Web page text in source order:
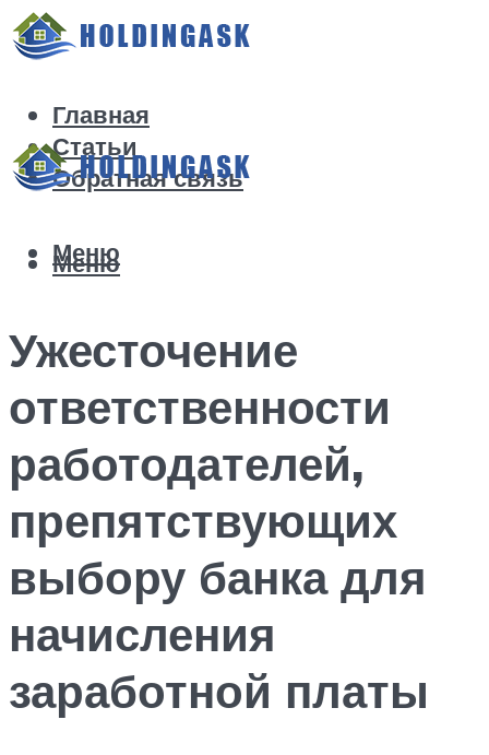
Главная
Статьи
Обратная связь
Меню
Меню
Ужесточение
ответственности
работодателей,
препятствующих
выбору банка для
начисления
заработной платы